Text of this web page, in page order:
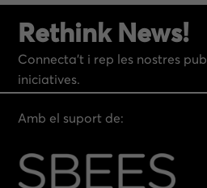
Rethink News!
Connecta’t i rep les nostres
iniciatives.
Amb el suport de: